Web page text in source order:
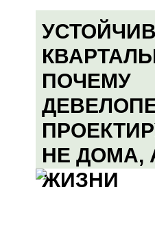
ПОЧЕМУ
НЕ ДОМА,
ЖИЗНИ